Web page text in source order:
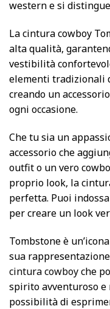
western e si
La cintura cowboy
alta qualità,
vestibilità
elementi tradizionali
creando un
ogni occasione.
Che tu sia un
accessorio che
outfit o un vero
proprio look, la
perfetta. Puoi
per creare un look
Tombstone è
sua
cintura cowboyche
spirito avventuroso
possibilità di